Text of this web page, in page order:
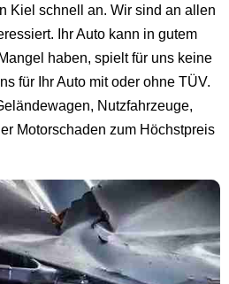
Kiel schnell an. Wir sind an allen
Ihr Auto kann in gutem
haben, spielt für uns keine
für Ihr Auto mit oder ohne TÜV.
Nutzfahrzeuge,
Motorschaden zum Höchstpreis